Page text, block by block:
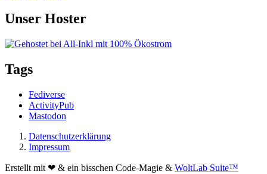
Unser Hoster
Tags
Fediverse
ActivityPub
Mastodon
Datenschutzerklärung
Impressum
Erstellt mit ❤ & ein bisschen Code-Magie & WoltLab Suite™